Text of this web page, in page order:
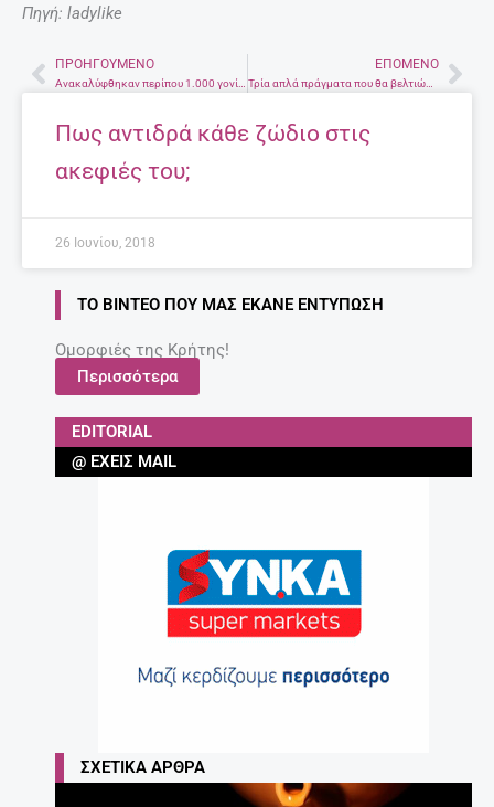
Πηγή: ladylike
PrevΠΡΟΗΓΟΎΜΕΝΟ
Ανακαλύφθηκαν περίπου 1.000 γονίδια για την εξυπνάδα – Kρητικοί στην ομάδα των επιστημόνων
ΕΠΌΜΕΝΟ
Τρία απλά πράγματα που θα βελτιώσουν την καθημερινότητά σου
Πως αντιδρά κάθε ζώδιο στις
ακεφιές του;
26 Ιουνίου, 2018
ΤΟ ΒΊΝΤΕΟ ΠΟΥ ΜΑΣ ΈΚΑΝΕ ΕΝΤΎΠΩΣΗ
Ομορφιές της Κρήτης!
Περισσότερα
EDITORIAL
@ ΈΧΕΙΣ MAIL
ΣΧΕΤΙΚΆ ΆΡΘΡΑ